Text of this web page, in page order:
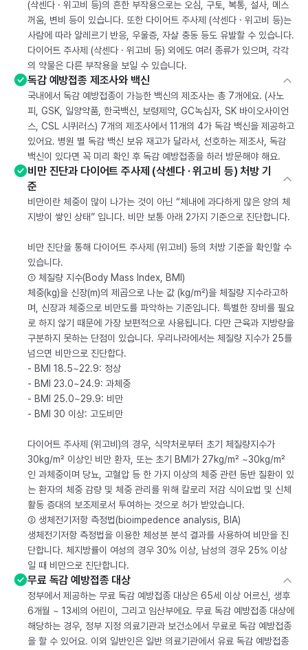
(삭센다 · 위고비 등)의 흔한 부작용으로는 오심, 구토, 복통, 설사, 메스
꺼움, 변비 등이 있습니다. 또한 다이어트 주사제 (삭센다 · 위고비 등)는
사람에 따라 알레르기 반응, 우울증, 자살 충동 등도 유발할 수 있습니다.
다이어트 주사제 (삭센다 · 위고비 등) 외에도 여러 종류가 있으며, 각각
의 약물은 다른 부작용을 보일 수 있습니다.
독감 예방접종 제조사와 백신
국내에서 독감 예방접종이 가능한 백신의 제조사는 총 7개에요. (사노
피, GSK, 일양약품, 한국백신, 보령제약, GC녹십자, SK 바이오사이언
스, CSL 시퀴러스) 7개의 제조사에서 11개의 4가 독감 백신을 제공하고
있어요. 병원 별 독감 백신 보유 재고가 달라서, 선호하는 제조사, 독감
백신이 있다면 꼭 미리 확인 후 독감 예방접종을 하러 방문해야 해요.
비만 진단과 다이어트 주사제 (삭센다 · 위고비 등) 처방 기
준
비만이란 체중이 많이 나가는 것이 아닌 “체내에 과다하게 많은 양의 체
지방이 쌓인 상태” 입니다. 비만 보통 아래 2가지 기준으로 진단합니다.
비만 진단을 통해 다이어트 주사제 (위고비) 등의 처방 기준을 확인할 수
있습니다.
① 체질량 지수(Body Mass Index, BMI)
체중(kg)을 신장(m)의 제곱으로 나눈 값 (kg/m²)을 체질량 지수라고하
며, 신장과 체중으로 비만도를 파악하는 기준입니다. 특별한 장비를 필요
로 하지 않기 때문에 가장 보편적으로 사용됩니다. 다만 근육과 지방량을
구분하지 못하는 단점이 있습니다. 우리나라에서는 체질량 지수가 25를
넘으면 비만으로 진단합다.
- BMI 18.5~22.9: 정상
- BMI 23.0~24.9: 과체중
- BMI 25.0~29.9: 비만
- BMI 30 이상: 고도비만
다이어트 주사제 (위고비)의 경우, 식약처로부터 초기 체질량지수가
30kg/m² 이상인 비만 환자, 또는 초기 BMI가 27kg/m² ~30kg/m²
인 과체중이며 당뇨, 고혈압 등 한 가지 이상의 체중 관련 동반 질환이 있
는 환자의 체중 감량 및 체중 관리를 위해 칼로리 저감 식이요법 및 신체
활동 증대의 보조제로서 투여하는 것으로 허가 받았습니다.
② 생체전기저항 측정법(bioimpedence analysis, BIA)
생체전기저항 측정법을 이용한 체성분 분석 결과를 사용하여 비만을 진
단합니다. 체지방률이 여성의 경우 30% 이상, 남성의 경우 25% 이상
일 때 비만으로 진단합니다.
무료 독감 예방접종 대상
정부에서 제공하는 무료 독감 예방접종 대상은 65세 이상 어르신, 생후
6개월 ~ 13세의 어린이, 그리고 임산부에요. 무료 독감 예방접종 대상에
해당하는 경우, 정부 지정 의료기관과 보건소에서 무료로 독감 예방접종
을 할 수 있어요. 이외 일반인은 일반 의료기관에서 유료 독감 예방접종